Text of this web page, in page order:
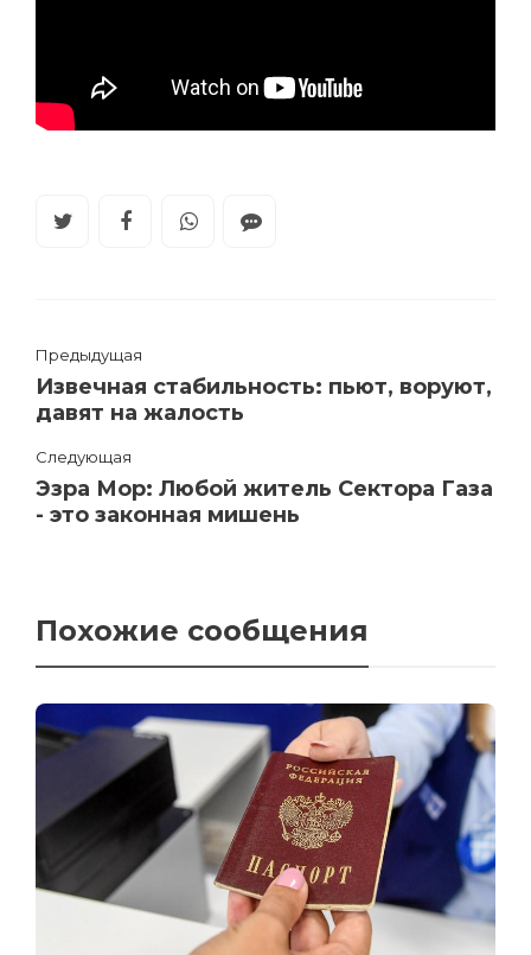
Предыдущая
Извечная стабильность: пьют, воруют,
давят на жалость
Следующая
Эзра Мор: Любой житель Сектора Газа
- это законная мишень
Похожие сообщения